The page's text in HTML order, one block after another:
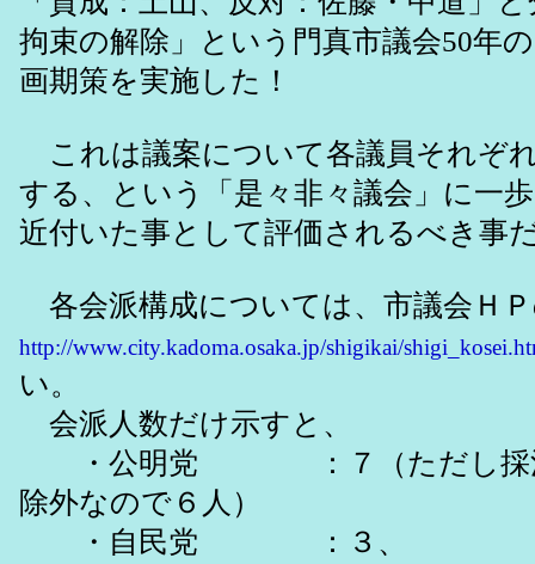
拘束の解除」という門真市議会50年
画期策を実施した！
これは議案について各議員それぞ
する、という「是々非々議会」に一歩
近付いた事として評価されるべき事
各会派構成については、市議会Ｈ
http://www.city.kadoma.osaka.jp/shigikai/
い。
会派人数だけ示すと、
・公明党 ：７（ただし採決
除外なので６人）
・自民党 ：３、